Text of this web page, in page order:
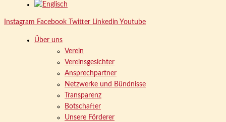
Instagram Facebook Twitter Linkedin Youtube
Über uns
Verein
Vereinsgesichter
Ansprechpartner
Netzwerke und Bündnisse
Transparenz
Botschafter
Unsere Förderer